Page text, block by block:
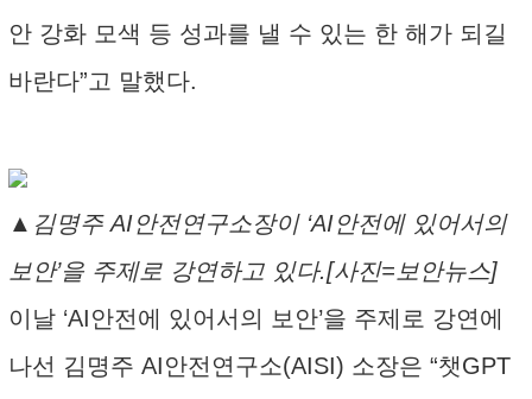
안 강화 모색 등 성과를 낼 수 있는 한 해가 되길
바란다”고 말했다.
▲김명주 AI안전연구소장이 ‘AI안전에 있어서의
보안’을 주제로 강연하고 있다.[사진=보안뉴스]
이날 ‘AI안전에 있어서의 보안’을 주제로 강연에
나선 김명주 AI안전연구소(AISI) 소장은 “챗GPT